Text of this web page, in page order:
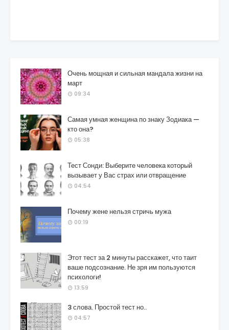
Очень мощная и сильная мандала жизни на
март
09:34
Самая умная женщина по знаку Зодиака —
кто она?
05:38
Тест Сонди: Выберите человека который
вызывает у Вас страх или отвращение
04:54
Почему жене нельзя стричь мужа
00:19
Этот тест за 2 минуты расскажет, что таит
ваше подсознание. Не зря им пользуются
психологи!
13:59
3 слова. Простой тест но..
04:57